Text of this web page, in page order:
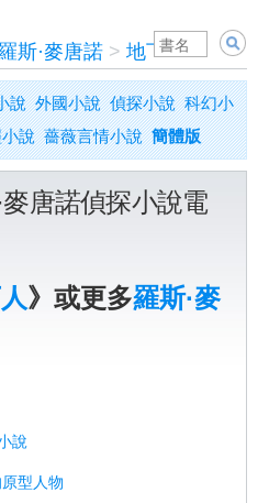
斯·麥唐諾 > 地下人
說 外國小說 偵探小說 科幻小
說 薔薇言情小說 簡體版
麥唐諾偵探小說電
》或更多羅斯·麥
說
型人物